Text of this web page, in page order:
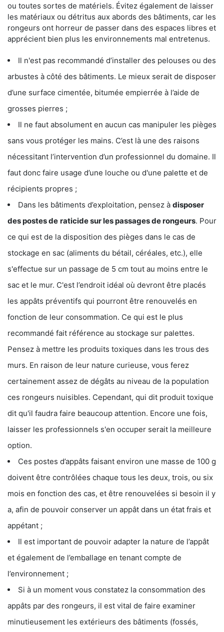
ou toutes sortes de matériels. Évitez également de laisser
les matériaux ou détritus aux abords des bâtiments, car les
rongeurs ont horreur de passer dans des espaces libres et
apprécient bien plus les environnements mal entretenus.
Il n'est pas recommandé d’installer des pelouses ou des
arbustes à côté des bâtiments. Le mieux serait de disposer
d’une surface cimentée, bitumée empierrée à l’aide de
grosses pierres ;
Il ne faut absolument en aucun cas manipuler les pièges
sans vous protéger les mains. C’est là une des raisons
nécessitant l’intervention d’un professionnel du domaine. Il
faut donc faire usage d’une louche ou d'une palette et de
récipients propres ;
Dans les bâtiments d’exploitation, pensez à disposer
des postes de raticide sur les passages de rongeurs. Pour
ce qui est de la disposition des pièges dans le cas de
stockage en sac (aliments du bétail, céréales, etc.), elle
s'effectue sur un passage de 5 cm tout au moins entre le
sac et le mur. C'est l’endroit idéal où devront être placés
les appâts préventifs qui pourront être renouvelés en
fonction de leur consommation. Ce qui est le plus
recommandé fait référence au stockage sur palettes.
Pensez à mettre les produits toxiques dans les trous des
murs. En raison de leur nature curieuse, vous ferez
certainement assez de dégâts au niveau de la population
ces rongeurs nuisibles. Cependant, qui dit produit toxique
dit qu'il faudra faire beaucoup attention. Encore une fois,
laisser les professionnels s'en occuper serait la meilleure
option.
Ces postes d’appâts faisant environ une masse de 100 g
doivent être contrôlées chaque tous les deux, trois, ou six
mois en fonction des cas, et être renouvelées si besoin il y
a, afin de pouvoir conserver un appât dans un état frais et
appétant ;
Il est important de pouvoir adapter la nature de l’appât
et également de l’emballage en tenant compte de
l’environnement ;
Si à un moment vous constatez la consommation des
appâts par des rongeurs, il est vital de faire examiner
minutieusement les extérieurs des bâtiments (fossés,